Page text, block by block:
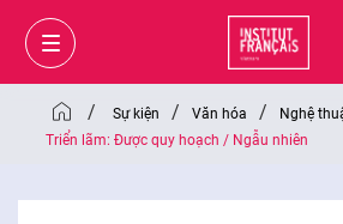
/ Sự kiện / Văn hóa / Nghệ
Triển lãm: Được quy hoạch / Ngẫu nhiên